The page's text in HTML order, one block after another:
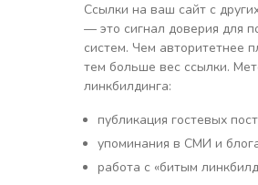
Ссылки на ваш сайт с
— это сигнал доверия для
систем. Чем авторитетнее
тем больше вес ссылки.
линкбилдинга:
публикация гостевых
упоминания в СМИ и
работа с «битым